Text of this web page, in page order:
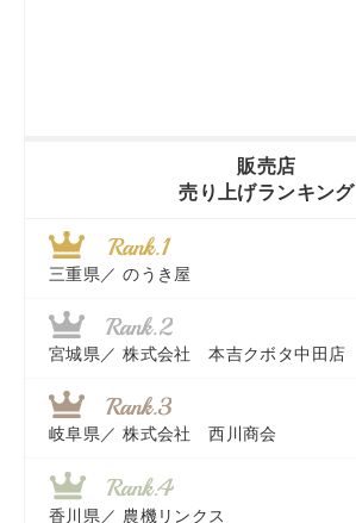
販売店
売り上げランキング
三重県／ のうき屋
宮城県／ 株式会社 本吉クボタ中田店
岐阜県／ 株式会社 西川商会
香川県／ 農機リンクス